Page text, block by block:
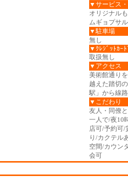
▼サービス
オリジナル
ムギョプサ
▼駐車場
無し
▼ｸﾚｼﾞｯﾄｶｰﾄ
取扱無し
▼アクセス
美術館通り
越えた踏切
駅」から線
▼こだわり
友人・同僚
一人で/夜10
店可/予約可/
り/カクテル
空間/カウン
会可